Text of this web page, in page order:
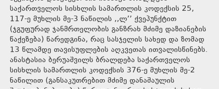
საქართველოს სისხლის სამართლის კოდექსის 25,
117-ე მუხლის მე-3 ნაწილის ,,ლ’’ ქვეპუნქტით
(ჯგუფურად ჯანმრთელობის განზრახ მძიმე დაზიანების
წაქეზება) წარედგინა, რაც სასჯელის სახედ და ზომად
13 წლამდე თავისუფლების აღკვეთას ითვალისწინებს.
ანასტასია ბერუაშვილს ბრალდება საქართველოს
სისხლის სამართლის კოდექსის 376-ე მუხლის მე-2
ნაწილით (განსაკუთრებით მძიმე დანაშაულის